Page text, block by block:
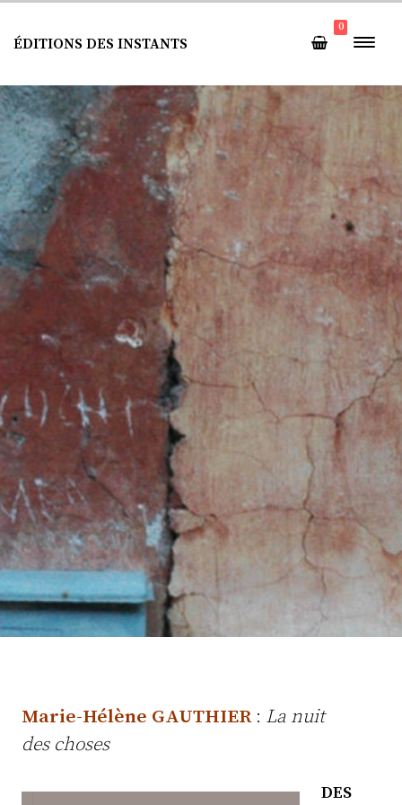
ÉDITIONS DES INSTANTS
0
Marie-Hélène GAUTHIER : La nuit
des choses
DES